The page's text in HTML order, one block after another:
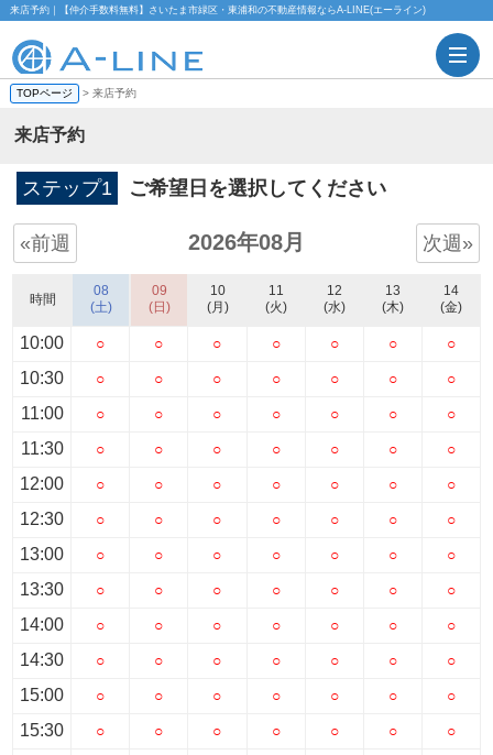
来店予約｜【仲介手数料無料】さいたま市緑区・東浦和の不動産情報ならA-LINE(エーライン)
TOPページ > 来店予約
来店予約
ステップ1 ご希望日を選択してください
«前週 2026年08月 次週»
時間
10:00
10:30
11:00
11:30
12:00
12:30
13:00
13:30
14:00
14:30
15:00
15:30
08
(土)
○
○
○
○
○
○
○
○
○
○
○
○
09
(日)
○
○
○
○
○
○
○
○
○
○
○
○
10
(月)
○
○
○
○
○
○
○
○
○
○
○
○
11
(火)
○
○
○
○
○
○
○
○
○
○
○
○
12
(水)
○
○
○
○
○
○
○
○
○
○
○
○
13
(木)
○
○
○
○
○
○
○
○
○
○
○
○
14
(金)
○
○
○
○
○
○
○
○
○
○
○
○